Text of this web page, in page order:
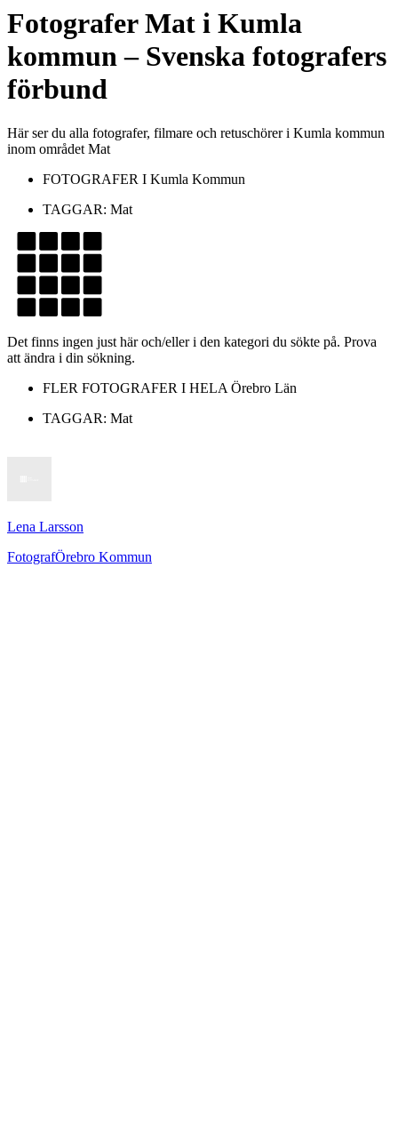
FotograferMat i Kumla
kommun– Svenska fotografers
förbund
Här ser du alla fotografer, filmare och retuschörer i Kumla kommun
inom området Mat
FOTOGRAFER I Kumla Kommun
TAGGAR: Mat
Det finns ingen just här och/eller i den kategori du sökte på. Prova
att ändra i din sökning.
FLER FOTOGRAFER I HELA Örebro Län
TAGGAR: Mat
Lena Larsson
FotografÖrebro Kommun